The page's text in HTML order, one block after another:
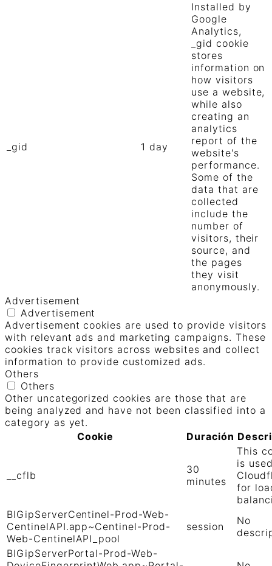
_gid 1 day
Installed by
Google
Analytics,
_gid cookie
stores
information on
how visitors
use a website,
while also
creating an
analytics
report of the
website's
performance.
Some of the
data that are
collected
include the
number of
visitors, their
source, and
the pages
they visit
anonymously.
Advertisement
Advertisement
Advertisement cookies are used to provide visitors
with relevant ads and marketing campaigns. These
cookies track visitors across websites and collect
information to provide customized ads.
Others
Others
Other uncategorized cookies are those that are
being analyzed and have not been classified into a
category as yet.
Cookie
Duración
__cflb
30
minutes
This
is
for
BIGipServerCentinel-Prod-Web-
CentinelAPI.app~Centinel-Prod-
Web-CentinelAPI_pool
session
No
BIGipServerPortal-Prod-Web-